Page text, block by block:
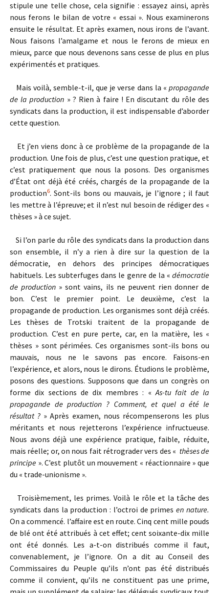
stipule une telle chose, cela signifie : essayez ainsi, après
nous ferons le bilan de votre « essai ». Nous examinerons
ensuite le résultat. Et après examen, nous irons de l’avant.
Nous faisons l’amalgame et nous le ferons de mieux en
mieux, parce que nous devenons sans cesse de plus en plus
expérimentés et pratiques.
Mais voilà, semble-t-il, que je verse dans la « propagande
de la production » ? Rien à faire ! En discutant du rôle des
syndicats dans la production, il est indispensable d’aborder
cette question.
Et j’en viens donc à ce problème de la propagande de la
production. Une fois de plus, c’est une question pratique, et
c’est pratiquement que nous la posons. Des organismes
d’État ont déjà été créés, chargés de la propagande de la
production6. Sont-ils bons ou mauvais, je l’ignore ; il faut
les mettre à l’épreuve; et il n’est nul besoin de rédiger des «
thèses » à ce sujet.
Si l’on parle du rôle des syndicats dans la production dans
son ensemble, il n’y a rien à dire sur la question de la
démocratie, en dehors des principes démocratiques
habituels. Les subterfuges dans le genre de la « démocratie
de production » sont vains, ils ne peuvent rien donner de
bon. C’est le premier point. Le deuxième, c’est la
propagande de production. Les organismes sont déjà créés.
Les thèses de Trotski traitent de la propagande de
production. C’est en pure perte, car, en la matière, les «
thèses » sont périmées. Ces organismes sont-ils bons ou
mauvais, nous ne le savons pas encore. Faisons-en
l’expérience, et alors, nous le dirons. Étudions le problème,
posons des questions. Supposons que dans un congrès on
forme dix sections de dix membres : «As-tu fait de la
propagande de production ? Comment, et quel a été le
résultat ? » Après examen, nous récompenserons les plus
méritants et nous rejetterons l’expérience infructueuse.
Nous avons déjà une expérience pratique, faible, réduite,
mais réelle; or, on nous fait rétrograder vers des « thèses de
principe ». C’est plutôt un mouvement « réactionnaire » que
du « trade-unionisme ».
Troisièmement, les primes. Voilà le rôle et la tâche des
syndicats dans la production : l’octroi de primesen nature.
On a commencé. l’affaire est en route. Cinq cent mille pouds
de blé ont été attribués à cet effet; cent soixante-dix mille
ont été donnés. Les a-t-on distribués comme il faut,
convenablement, je l’ignore. On a dit au Conseil des
Commissaires du Peuple qu’ils n’ont pas été distribués
comme il convient, qu’ils ne constituent pas une prime,